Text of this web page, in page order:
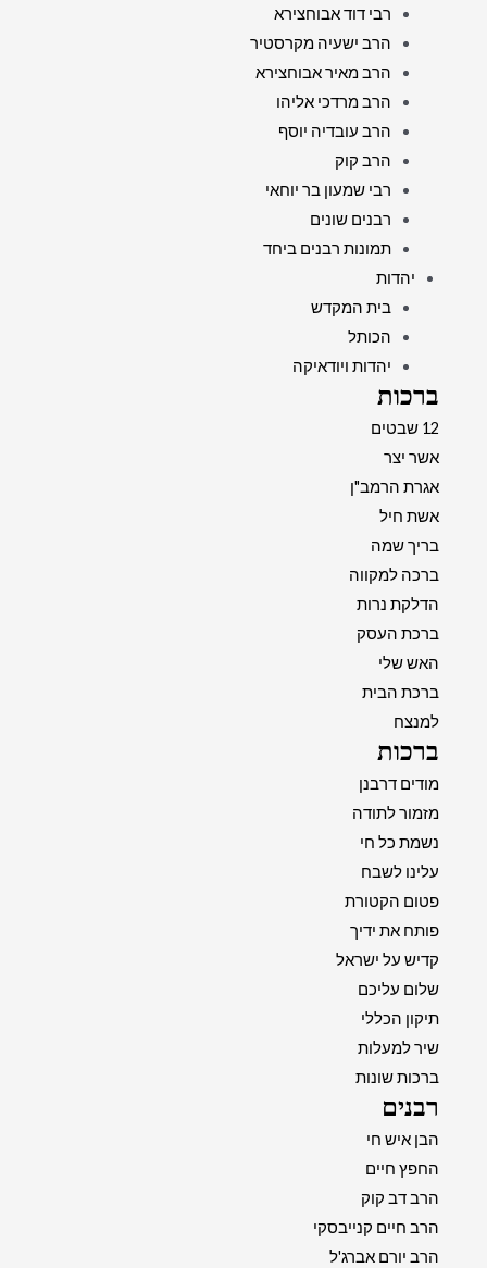
רבי דוד אבוחצירא
הרב ישעיה מקרסטיר
הרב מאיר אבוחצירא
הרב מרדכי אליהו
הרב עובדיה יוסף
הרב קוק
רבי שמעון בר יוחאי
רבנים שונים
תמונות רבנים ביחד
יהדות
בית המקדש
הכותל
יהדות ויודאיקה
ברכות
12 שבטים
אשר יצר
אגרת הרמב"ן
אשת חיל
בריך שמה
ברכה למקווה
הדלקת נרות
ברכת העסק
האש שלי
ברכת הבית
למנצח
ברכות
מודים דרבנן
מזמור לתודה
נשמת כל חי
עלינו לשבח
פטום הקטורת
פותח את ידיך
קדיש על ישראל
שלום עליכם
תיקון הכללי
שיר למעלות
ברכות שונות
רבנים
הבן איש חי
החפץ חיים
הרב דב קוק
הרב חיים קנייבסקי
הרב יורם אברג'ל